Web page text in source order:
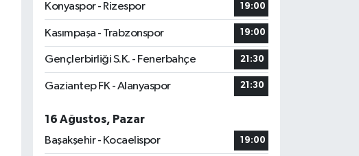
Konyaspor - Rizespor
19:00
Kasımpaşa - Trabzonspor 19:00
Gençlerbirliği S.K. - Fenerbahçe 21:30
Gaziantep FK - Alanyaspor 21:30
16 Ağustos, Pazar
Başakşehir - Kocaelispor
19:00